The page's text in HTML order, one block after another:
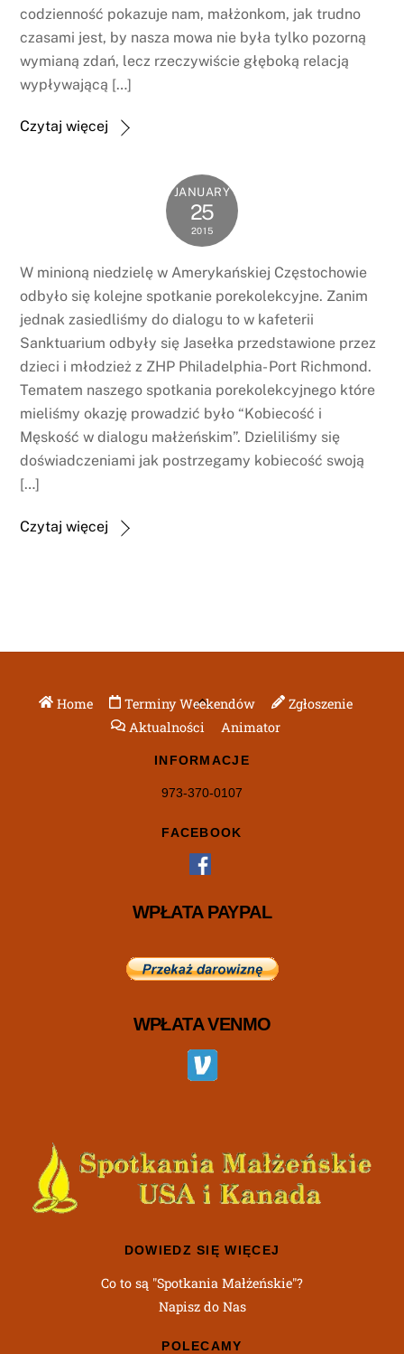
codzienność pokazuje nam, małżonkom, jak trudno
czasami jest, by nasza mowa nie była tylko pozorną
wymianą zdań, lecz rzeczywiście głęboką relacją
wypływającą […]
Czytaj więcej
JANUARY
25
2015
W minioną niedzielę w Amerykańskiej Częstochowie
odbyło się kolejne spotkanie porekolekcyjne. Zanim
jednak zasiedliśmy do dialogu to w kafeterii
Sanktuarium odbyły się Jasełka przedstawione przez
dzieci i młodzież z ZHP Philadelphia- Port Richmond.
Tematem naszego spotkania porekolekcyjnego które
mieliśmy okazję prowadzić było “Kobiecość i
Męskość w dialogu małżeńskim”. Dzieliliśmy się
doświadczeniami jak postrzegamy kobiecość swoją
[…]
Czytaj więcej
Back
To
Home Terminy Weekendów
Zgłoszenie
Aktualności
Animator
INFORMACJE
973-370-0107
FACEBOOK
WPŁATA PAYPAL
WPŁATA VENMO
DOWIEDZ SIĘ WIĘCEJ
Co to są "Spotkania Małżeńskie"?
Napisz do Nas
POLECAMY